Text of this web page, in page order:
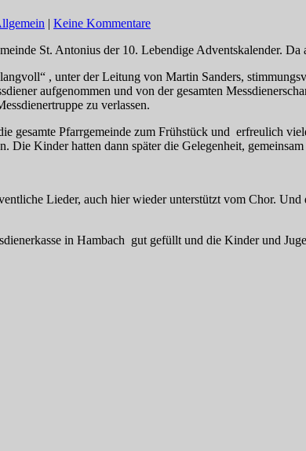
| Keine Kommentare
St. Antonius der 10. Lebendige Adventskalender.
, unter der Leitung von Martin Sanders,
aufgenommen und von der gesamten
zu verlassen.
gesamte Pfarrgemeinde zum Frühstück und erfreulich
Die Kinder hatten dann später die Gelegenheit,
Lieder, auch hier wieder unterstützt vom Chor.
in Hambach gut gefüllt und die Kinder und